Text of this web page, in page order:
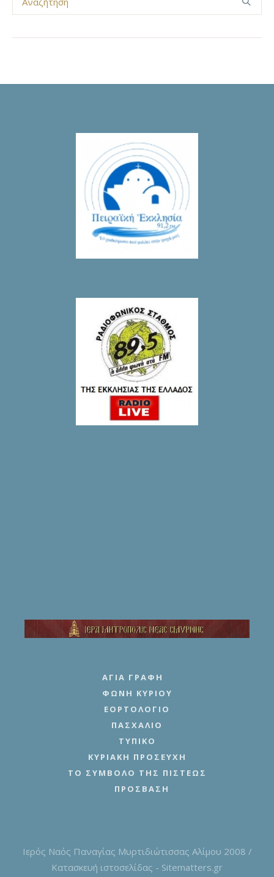
ΑΓΊΑ ΓΡΑΦΉ
ΦΩΝΉ ΚΥΡΊΟΥ
ΕΟΡΤΟΛΌΓΙΟ
ΠΑΣΧΆΛΙΟ
ΤΥΠΙΚΌ
ΚΥΡΙΑΚΉ ΠΡΟΣΕΥΧΉ
ΤΟ ΣΎΜΒΟΛΟ ΤΗΣ ΠΊΣΤΕΩΣ
ΠΡΌΣΒΑΣΗ
Ιερός Ναός Παναγίας Μυρτιδιώτισσας Αλίμου 2008 /
Κατασκευή ιστοσελίδας - Sitematters.gr